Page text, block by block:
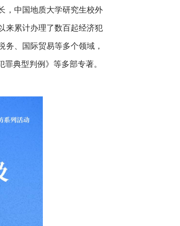
，中国地质大学研究生校外
来累计办理了数百起经济犯
、国际贸易等多个领域，
典型判例》等多部专著。